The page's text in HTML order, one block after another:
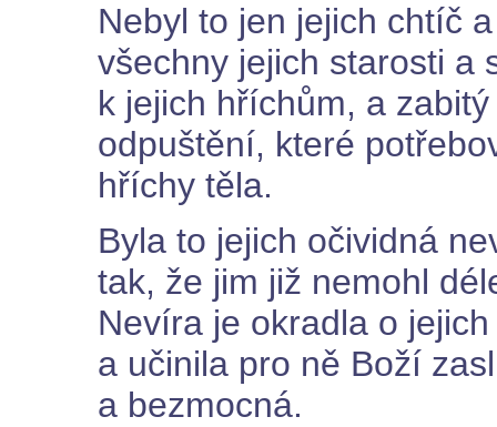
Nebyl to jen jejich chtíč
všechny jejich starosti a
k jejich hříchům, a
odpuštění, které
hříchy těla.
Byla to jejich očividná
tak, že jim již nemohl
Nevíra je okradla o
a učinila pro ně Boží
a bezmocná.